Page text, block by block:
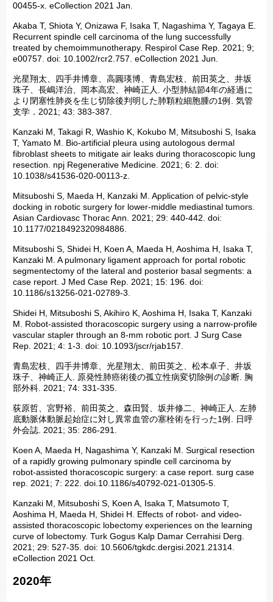
00455-x. eCollection 2021 Jan.
Akaba T, Shiota Y, Onizawa F, Isaka T, Nagashima Y, Tagaya E.
Recurrent spindle cell carcinoma of the lung successfully
treated by chemoimmunotherapy. Respirol Case Rep. 2021; 9;
e00757. doi: 10.1002/rcr2.757. eCollection 2021 Jun.
光星翔太、四手井博章、高圓瑛博、青島宏枝、前田英之、井坂
珠子、長嶋洋治、岡本高宏、神崎正人. 小型肺結節4年の経過に
より閉塞性肺炎を生じ切除後判明した肺顆粒細胞腫の1例. 気管
支学．2021; 43: 383-387.
Kanzaki M, Takagi R, Washio K, Kokubo M, Mitsuboshi S, Isaka
T, Yamato M. Bio-artificial pleura using autologous dermal
fibroblast sheets to mitigate air leaks during thoracoscopic lung
resection. npj Regenerative Medicine. 2021; 6: 2. doi:
10.1038/s41536-020-00113-z.
Mitsuboshi S, Maeda H, Kanzaki M. Application of pelvic-style
docking in robotic surgery for lower-middle mediastinal tumors.
Asian Cardiovasc Thorac Ann. 2021; 29: 440-442. doi:
10.1177/0218492320984886.
Mitsuboshi S, Shidei H, Koen A, Maeda H, Aoshima H, Isaka T,
Kanzaki M. A pulmonary ligament approach for portal robotic
segmentectomy of the lateral and posterior basal segments: a
case report. J Med Case Rep. 2021; 15: 196. doi:
10.1186/s13256-021-02789-3.
Shidei H, Mitsuboshi S, Akihiro K, Aoshima H, Isaka T, Kanzaki
M. Robot-assisted thoracoscopic surgery using a narrow-profile
vascular stapler through an 8-mm robotic port. J Surg Case
Rep. 2021; 4: 1-3. doi: 10.1093/jscr/rjab157.
青島宏枝、四手井博章、光星翔太、前田英之、松本卓子、井坂
珠子、神崎正人. 原発性肺癌術後の孤立性病変切除例の診断. 胸
部外科. 2021; 74: 331-335.
荻原哲、宮野裕、前田英之、森田賢、坂井修二、神崎正人. 左肺
底動脈体動脈起始症に対し異常血管の塞栓術を行った1例. 日呼
外会誌. 2021; 35: 286-291.
Koen A, Maeda H, Nagashima Y, Kanzaki M. Surgical resection
of a rapidly growing pulmonary spindle cell carcinoma by
robot‑assisted thoracoscopic surgery: a case report. surg case
rep. 2021; 7: 222. doi.10.1186/s40792-021-01305-5.
Kanzaki M, Mitsuboshi S, Koen A, Isaka T, Matsumoto T,
Aoshima H, Maeda H, Shidei H. Effects of robot- and video-
assisted thoracoscopic lobectomy experiences on the learning
curve of lobectomy. Turk Gogus Kalp Damar Cerrahisi Derg.
2021; 29: 527-35. doi: 10.5606/tgkdc.dergisi.2021.21314.
eCollection 2021 Oct.
2020年